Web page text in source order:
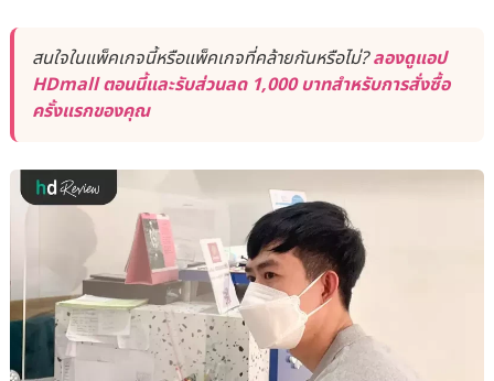
สนใจในแพ็คเกจนี้หรือแพ็คเกจที่คล้ายกันหรือไม่?ลองดูแอป
HDmall ตอนนี้และรับส่วนลด 1,000 บาทสำหรับการสั่งซื้อ
ครั้งแรกของคุณ